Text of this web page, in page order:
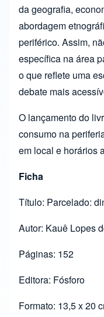
da geografia,
abordagem
periférico. Assim,
específica na área
o que reflete uma
debate mais
O lançamento do
consumo na
em local e horários
Ficha
Título: Parcelado:
Autor: Kauê Lopes
Páginas: 152
Editora: Fósforo
Formato: 13,5 x 20